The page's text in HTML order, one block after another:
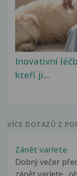
Inovativní
kteří ji...
VÍCE DOTAZŮ Z
Zánět varlete
Dobrý večer